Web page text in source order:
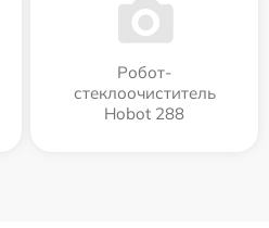
Робот-
стеклоочиститель
Hobot 288